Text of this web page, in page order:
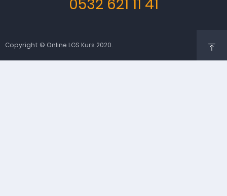
0532 621 11 41
Copyright © Online LGS Kurs 2020.